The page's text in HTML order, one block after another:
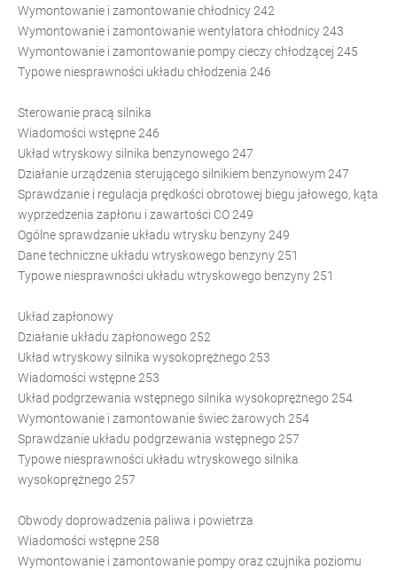
Wymontowanie i zamontowanie chłodnicy 242
Wymontowanie i zamontowanie wentylatora chłodnicy 243
Wymontowanie i zamontowanie pompy cieczy chłodzącej 245
Typowe niesprawności układu chłodzenia 246
Sterowanie pracą silnika
Wiadomości wstępne 246
Układ wtryskowy silnika benzynowego 247
Działanie urządzenia sterującego silnikiem benzynowym 247
Sprawdzanie i regulacja prędkości obrotowej biegu jałowego, kąta
wyprzedzenia zapłonu i zawartości CO 249
Ogólne sprawdzanie układu wtrysku benzyny 249
Dane techniczne układu wtryskowego benzyny 251
Typowe niesprawności układu wtryskowego benzyny 251
Układ zapłonowy
Działanie układu zapłonowego 252
Układ wtryskowy silnika wysokoprężnego 253
Wiadomości wstępne 253
Układ podgrzewania wstępnego silnika wysokoprężnego 254
Wymontowanie i zamontowanie świec żarowych 254
Sprawdzanie układu podgrzewania wstępnego 257
Typowe niesprawności układu wtryskowego silnika
wysokoprężnego 257
Obwody doprowadzenia paliwa i powietrza
Wiadomości wstępne 258
Wymontowanie i zamontowanie pompy oraz czujnika poziomu